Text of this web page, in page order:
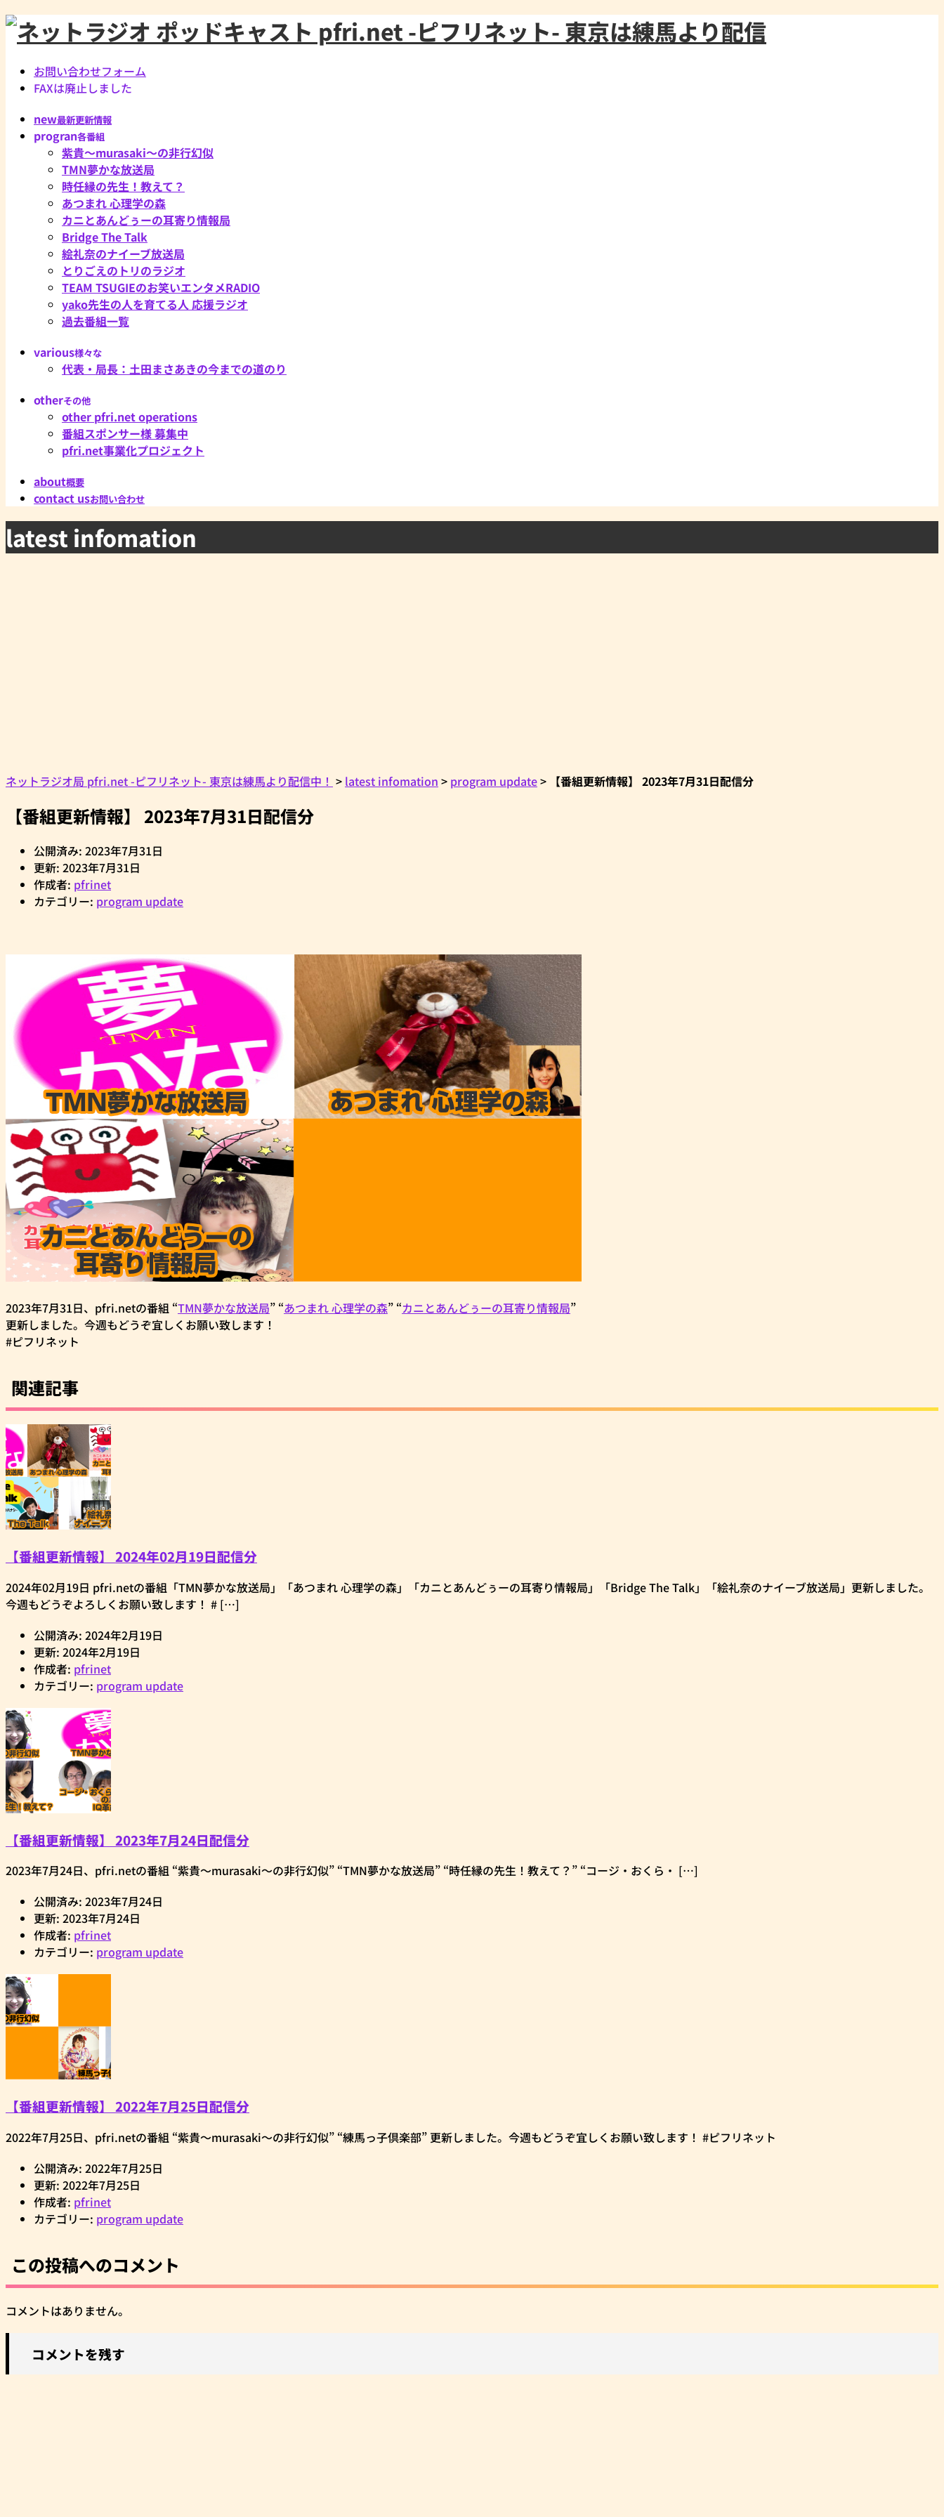
お問い合わせフォーム
FAXは廃止しました
new最新更新情報
progran各番組
紫貴～murasaki～の非行幻似
TMN夢かな放送局
時任縁の先生！教えて？
あつまれ 心理学の森
カニとあんどぅーの耳寄り情報局
Bridge The Talk
絵礼奈のナイーブ放送局
とりごえのトリのラジオ
TEAM TSUGIEのお笑いエンタメRADIO
yako先生の人を育てる人 応援ラジオ
過去番組一覧
various様々な
代表・局長：土田まさあきの今までの道のり
otherその他
other pfri.net operations
番組スポンサー様 募集中
pfri.net事業化プロジェクト
about概要
contact usお問い合わせ
latest infomation
ネットラジオ局 pfri.net -ピフリネット- 東京は練馬より配信中！ > latest infomation > program update> 【番組更新情報】 2023年7月31日配信分
【番組更新情報】 2023年7月31日配信分
公開済み: 2023年7月31日
更新: 2023年7月31日
作成者: pfrinet
カテゴリー: program update
2023年7月31日、pfri.netの番組 “TMN夢かな放送局” “あつまれ 心理学の森” “カニとあんどぅーの耳寄り情報局”
更新しました。今週もどうぞ宜しくお願い致します！
#ピフリネット
関連記事
【番組更新情報】 2024年02月19日配信分
2024年02月19日 pfri.netの番組「TMN夢かな放送局」「あつまれ 心理学の森」「カニとあんどぅーの耳寄り情報局」「Bridge The Talk」「絵礼奈のナイーブ放送局」更新しました。
今週もどうぞよろしくお願い致します！ # […]
公開済み: 2024年2月19日
更新: 2024年2月19日
作成者: pfrinet
カテゴリー: program update
【番組更新情報】 2023年7月24日配信分
2023年7月24日、pfri.netの番組 “紫貴～murasaki～の非行幻似” “TMN夢かな放送局” “時任縁の先生！教えて？” “コージ・おくら・ […]
公開済み: 2023年7月24日
更新: 2023年7月24日
作成者: pfrinet
カテゴリー: program update
【番組更新情報】 2022年7月25日配信分
2022年7月25日、pfri.netの番組 “紫貴～murasaki～の非行幻似” “練馬っ子倶楽部” 更新しました。今週もどうぞ宜しくお願い致します！ #ピフリネット
公開済み: 2022年7月25日
更新: 2022年7月25日
作成者: pfrinet
カテゴリー: program update
この投稿へのコメント
コメントはありません。
コメントを残す